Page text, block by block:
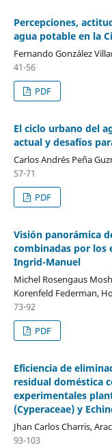
Percepciones,
agua potable en la
Fernando González
41-56
PDF
El ciclo urbano del
actual y desafíos
Carlos Andrés Peña
57-71
PDF
Visión panorámica
combinadas por los
Ingrid-Manuel
Michel Rosengaus
Korenfeld Federman,
73-92
PDF
Eficiencia de
residual doméstica
experimentales
(Cyperaceae) y
Jhan Carlos Charris,
93-103